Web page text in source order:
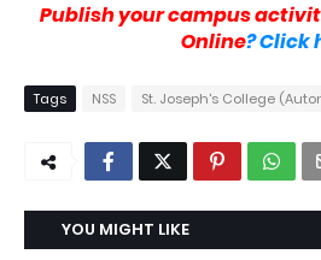
Publish your campus
Online? Click
Tags NSS St. Joseph's College
YOU MIGHT LIKE